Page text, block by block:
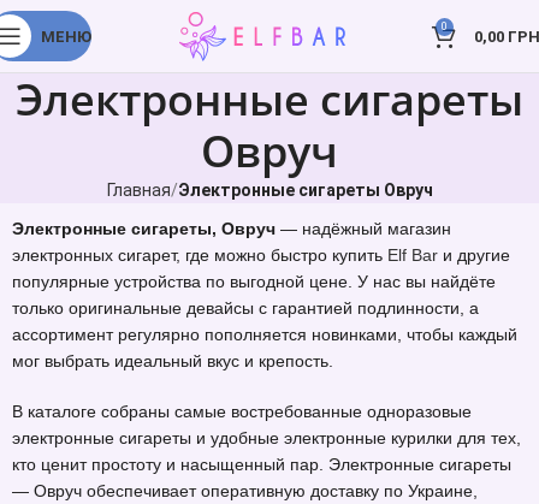
МЕНЮ
0
0,00
Электронные сигареты
Овруч
Главная Электронные сигареты Овруч
Электронные сигареты, Овруч — надёжный магазин
электронных сигарет, где можно быстро купить Elf Bar и другие
популярные устройства по выгодной цене. У нас вы найдёте
только оригинальные девайсы с гарантией подлинности, а
ассортимент регулярно пополняется новинками, чтобы каждый
мог выбрать идеальный вкус и крепость.
В каталоге собраны самые востребованные одноразовые
электронные сигареты и удобные электронные курилки для тех,
кто ценит простоту и насыщенный пар. Электронные сигареты
— Овруч обеспечивает оперативную доставку по Украине,